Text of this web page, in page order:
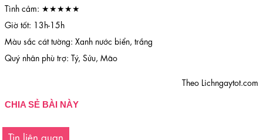
Tình cảm: ★★★★★
Giờ tốt: 13h-15h
Màu sắc cát tường: Xanh nước biển, trắng
Quý nhân phù trợ: Tý, Sửu, Mão
Theo Lichngaytot.com
CHIA SẺ BÀI NÀY
Tin liên quan